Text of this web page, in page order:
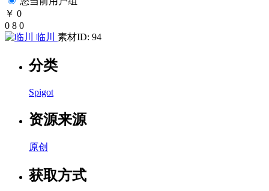
￥ 0
0 8 0
临川
素材ID: 94
分类
Spigot
资源来源
原创
获取方式